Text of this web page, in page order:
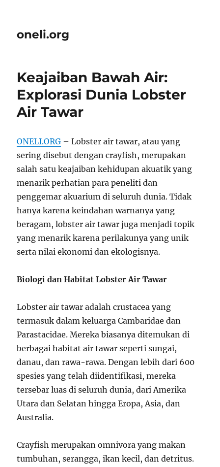
oneli.org
Keajaiban Bawah Air:
Explorasi Dunia Lobster
Air Tawar
ONELI.ORG – Lobster air tawar, atau yang
sering disebut dengan crayfish, merupakan
salah satu keajaiban kehidupan akuatik yang
menarik perhatian para peneliti dan
penggemar akuarium di seluruh dunia. Tidak
hanya karena keindahan warnanya yang
beragam, lobster air tawar juga menjadi topik
yang menarik karena perilakunya yang unik
serta nilai ekonomi dan ekologisnya.
Biologi dan Habitat Lobster Air Tawar
Lobster air tawar adalah crustacea yang
termasuk dalam keluarga Cambaridae dan
Parastacidae. Mereka biasanya ditemukan di
berbagai habitat air tawar seperti sungai,
danau, dan rawa-rawa. Dengan lebih dari 600
spesies yang telah diidentifikasi, mereka
tersebar luas di seluruh dunia, dari Amerika
Utara dan Selatan hingga Eropa, Asia, dan
Australia.
Crayfish merupakan omnivora yang makan
tumbuhan, serangga, ikan kecil, dan detritus.